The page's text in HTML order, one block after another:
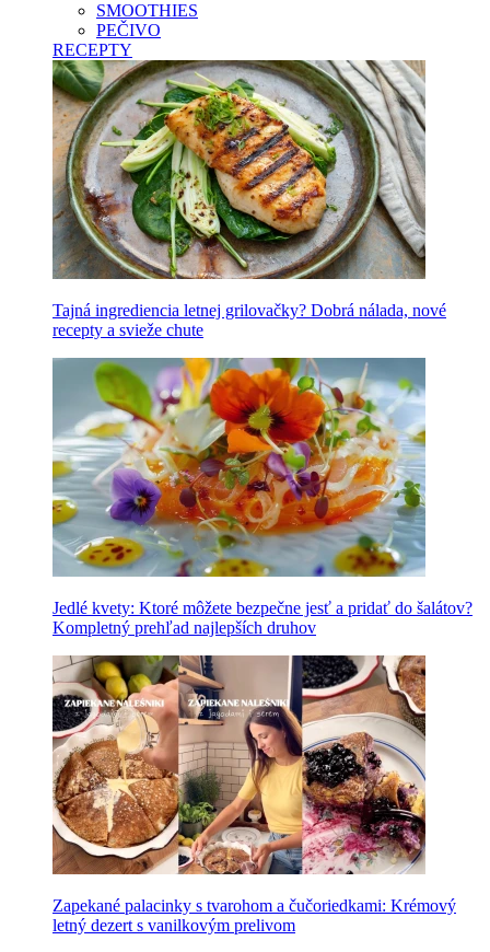
SMOOTHIES
PEČIVO
RECEPTY
Tajná ingrediencia letnej grilovačky? Dobrá nálada, nové
recepty a svieže chute
Jedlé kvety: Ktoré môžete bezpečne jesť a pridať do šalátov?
Kompletný prehľad najlepších druhov
Zapekané palacinky s tvarohom a čučoriedkami: Krémový
letný dezert s vanilkovým prelivom